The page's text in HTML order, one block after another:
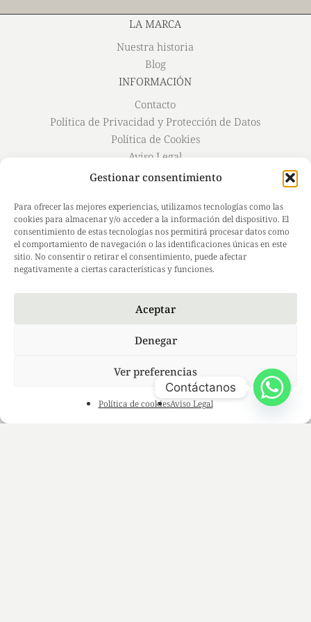
Gestionar consentimiento
Para ofrecer las mejores experiencias, utilizamos tecnologías como las
cookies para almacenar y/o acceder a la información del dispositivo. El
consentimiento de estas tecnologías nos permitirá procesar datos como
el comportamiento de navegación o las identificaciones únicas en este
sitio. No consentir o retirar el consentimiento, puede afectar
negativamente a ciertas características y funciones.
Aceptar
Denegar
Ver preferencias
Política de cookiesAviso Legal
LA MARCA
Nuestra historia
Blog
INFORMACIÓN
Contacto
Política de Privacidad y Protección de Datos
Política de Cookies
Aviso Legal
Envío y Devoluciones
Instagram
Facebook
TikTok
LinkedIn
Contáctanos